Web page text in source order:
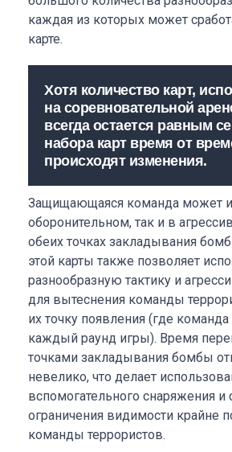
каждая из которых может
карте.
Хотя количество карт,
на соревновательной
всегда остается равным
набора карт время от
происходят изменения.
Защищающаяся команда может
оборонительном, так и в
обеих точках закладывания
этой карты также позволяет
разнообразную тактику и
для вытеснения команды
их точку появления (где команда
каждый раунд игры). Время
точками закладывания бомбы
невелико, что делает
вспомогательного снаряжения и
ограничения видимости крайне
команды террористов.